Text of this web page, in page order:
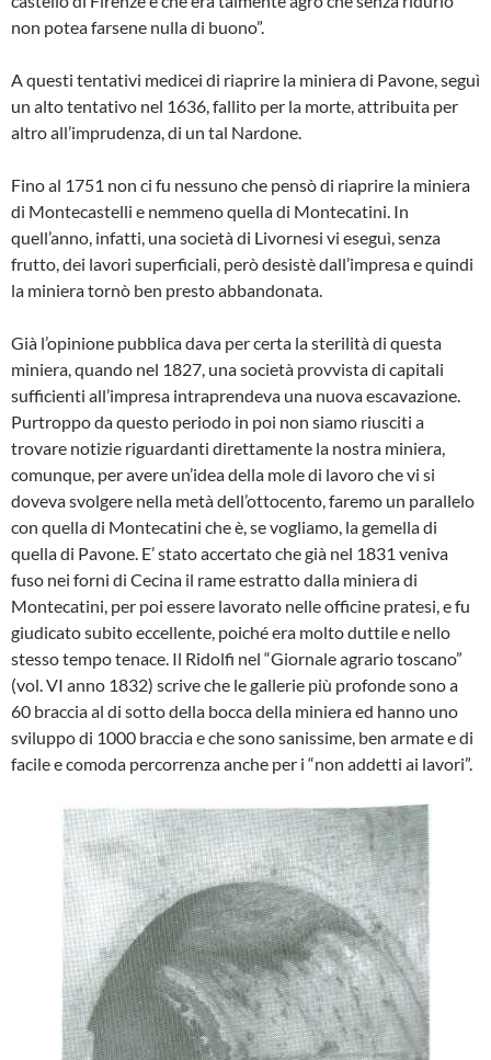
non potea farsene nulla di buono”.
A questi tentativi medicei di riaprire la miniera di Pavone, seguì
un alto tentativo nel 1636, fallito per la morte, attribuita per
altro all’imprudenza, di un tal Nardone.
Fino al 1751 non ci fu nessuno che pensò di riaprire la miniera
di Montecastelli e nemmeno quella di Montecatini. In
quell’anno, infatti, una società di Livornesi vi eseguì, senza
frutto, dei lavori superficiali, però desistè dall’impresa e quindi
la miniera tornò ben presto abbandonata.
Già l’opinione pubblica dava per certa la sterilità di questa
miniera, quando nel 1827, una società provvista di capitali
sufficienti all’impresa intra­prendeva una nuova escavazione.
Pur­troppo da questo periodo in poi non siamo riusciti a
trovare notizie riguar­danti direttamente la nostra miniera,
comunque, per avere un’idea della mole di lavoro che vi si
doveva svolgere nella metà dell’ottocento, faremo un parallelo
con quella di Montecatini che è, se vogliamo, la gemella di
quella di Pavo­ne. E’ stato accertato che già nel 1831 veniva
fuso nei forni di Cecina il rame estratto dalla miniera di
Montecatini, per poi essere lavorato nelle officine pratesi, e fu
giudicato subito eccellente, poiché era molto duttile e nello
stesso tempo tenace. Il Ridolfi nel “Giornale agrario toscano”
(vol. VI anno 1832) scrive che le gallerie più profonde sono a
60 braccia al di sotto della bocca della miniera ed hanno uno
sviluppo di 1000 braccia e che sono sanissime, ben armate e di
facile e comoda percorrenza anche per i “non addetti ai lavori”.